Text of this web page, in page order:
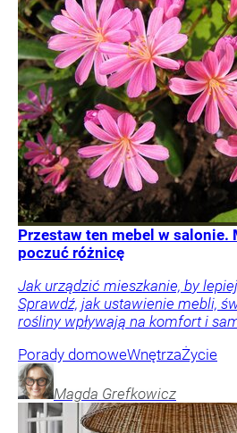
Przestaw ten mebel w salonie.
poczuć różnicę
Jak urządzić mieszkanie, by
Sprawdź, jak ustawienie mebli,
rośliny wpływają na komfort i
Porady domoweWnętrzaŻycie
Magda Grefkowicz